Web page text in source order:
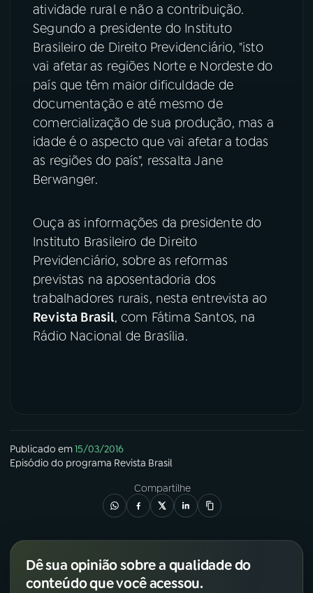
atividade rural e não a contribuição.
Segundo a presidente do Instituto
Brasileiro de Direito Previdenciário, "isto
vai afetar as regiões Norte e Nordeste do
país que têm maior dificuldade de
documentação e até mesmo de
comercialização de sua produção, mas a
idade é o aspecto que vai afetar a todas
as regiões do país", ressalta Jane
Berwanger.
Ouça as informações da presidente do
Instituto Brasileiro de Direito
Previdenciário, sobre as reformas
previstas na aposentadoria dos
trabalhadores rurais, nesta entrevista ao
Revista Brasil, com Fátima Santos, na
Rádio Nacional de Brasília.
Publicado em15/03/2016
Episódio do programa Revista Brasil
Compartilhe
Dê sua opinião sobre a qualidade do
conteúdo que você acessou.